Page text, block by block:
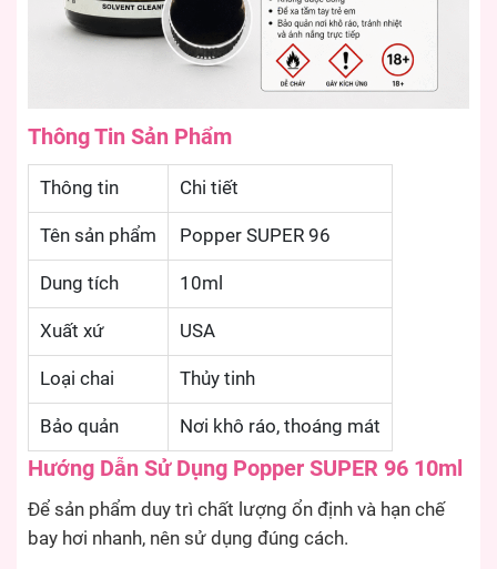
Thông Tin Sản Phẩm
Thông tin Chi tiết
Tên sản phẩm Popper SUPER 96
Dung tích 10ml
Xuất xứ USA
Loại chai Thủy tinh
Bảo quản Nơi khô ráo, thoáng mát
Hướng Dẫn Sử Dụng Popper SUPER 96 10ml
Để sản phẩm duy trì chất lượng ổn định và hạn chế
bay hơi nhanh, nên sử dụng đúng cách.